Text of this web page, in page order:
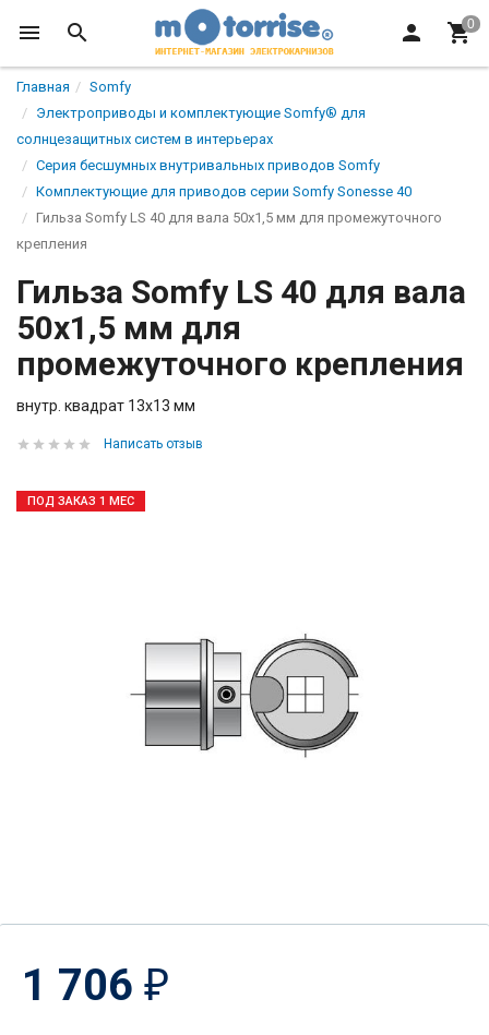
Главная
Somfy
Электроприводы и комплектующие Somfy® для
солнцезащитных систем в интерьерах
Серия бесшумных внутривальных приводов Somfy
Комплектующие для приводов серии Somfy Sonesse 40
Гильза Somfy LS 40 для вала 50х1,5 мм для промежуточного
крепления
Гильза Somfy LS 40 для вала
50х1,5 мм для
промежуточного крепления
внутр. квадрат 13х13 мм
Написать отзыв
ПОД ЗАКАЗ 1 МЕС
1 706 ₽